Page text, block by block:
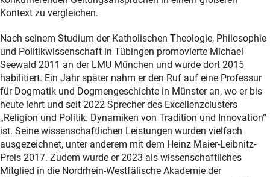
Kontext zu vergleichen.
Nach seinem Studium der Katholischen Theologie, Philosophie
und Politikwissenschaft in Tübingen promovierte Michael
Seewald 2011 an der LMU München und wurde dort 2015
habilitiert. Ein Jahr später nahm er den Ruf auf eine Professur
für Dogmatik und Dogmengeschichte in Münster an, wo er bis
heute lehrt und seit 2022 Sprecher des Excellenzclusters
„Religion und Politik. Dynamiken von Tradition und Innovation“
ist. Seine wissenschaftlichen Leistungen wurden vielfach
ausgezeichnet, unter anderem mit dem Heinz Maier-Leibnitz-
Preis 2017. Zudem wurde er 2023 als wissenschaftliches
Mitglied in die Nordrhein-Westfälische Akademie der